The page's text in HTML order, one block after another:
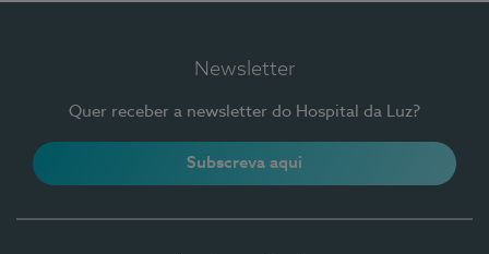
Newsletter
Quer receber a newsletter do Hospital da Luz?
Subscreva aqui